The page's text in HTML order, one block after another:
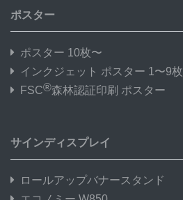
ポスター
ポスター 10枚〜
インクジェット ポスター 1〜9枚
FSC®森林認証印刷 ポスター
サインディスプレイ
ロールアップバナースタンド